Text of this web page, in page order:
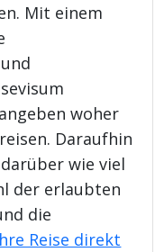
Mit einem
woher
Daraufhin
wie viel
der erlaubten
die
Reise direkt